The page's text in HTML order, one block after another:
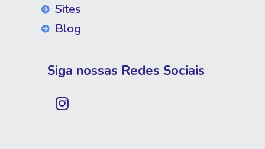
Sites
Blog
Siga nossas Redes Sociais